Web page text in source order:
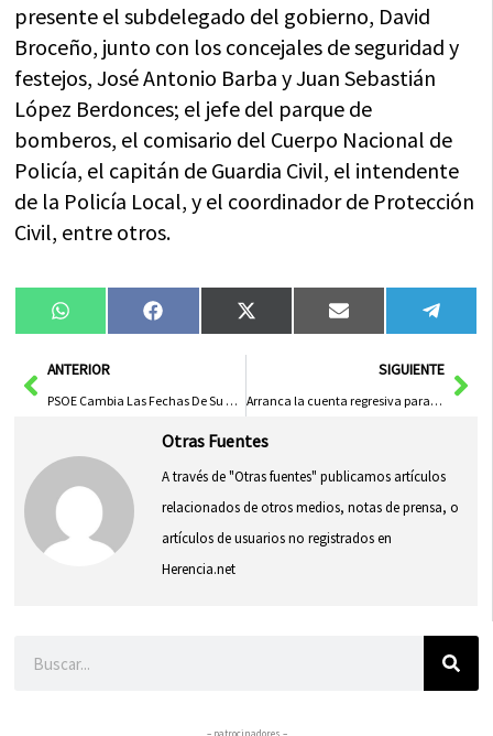
presente el subdelegado del gobierno, David
Broceño, junto con los concejales de seguridad y
festejos, José Antonio Barba y Juan Sebastián
López Berdonces; el jefe del parque de
bomberos, el comisario del Cuerpo Nacional de
Policía, el capitán de Guardia Civil, el intendente
de la Policía Local, y el coordinador de Protección
Civil, entre otros.
Compartir
en
WhatsAppCompartir
en
FacebookCompartir
en
X
(Twitter)
Compartir
en
Email
en
AntANTERIOR
PSOE Cambia Las Fechas De Su Congreso Federal Al 30 De Noviembre Por Motivos Logísticos
SIGUIENTE
Arranca la cuenta regresiva para las fiestas patronales con la instalación de la carpa en la concha de la música
Otras Fuentes
A través de "Otras fuentes" publicamos artículos
relacionados de otros medios, notas de prensa, o
artículos de usuarios no registrados en
Herencia.net
– patrocinadores –